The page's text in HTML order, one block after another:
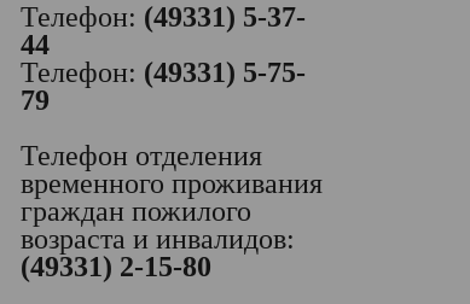
Телефон: (49331) 5-37-
44
Телефон: (49331) 5-75-
79
Телефон отделения
временного проживания
граждан пожилого
возраста и инвалидов:
(49331) 2-15-80